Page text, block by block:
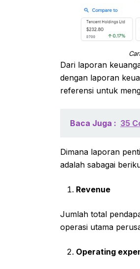
Dari laporan
dengan laporan
referensi untuk
Baca Juga : 35
Dimana laporan
adalah sabagai
Revenue
Jumlah total
operasi utama
Operating